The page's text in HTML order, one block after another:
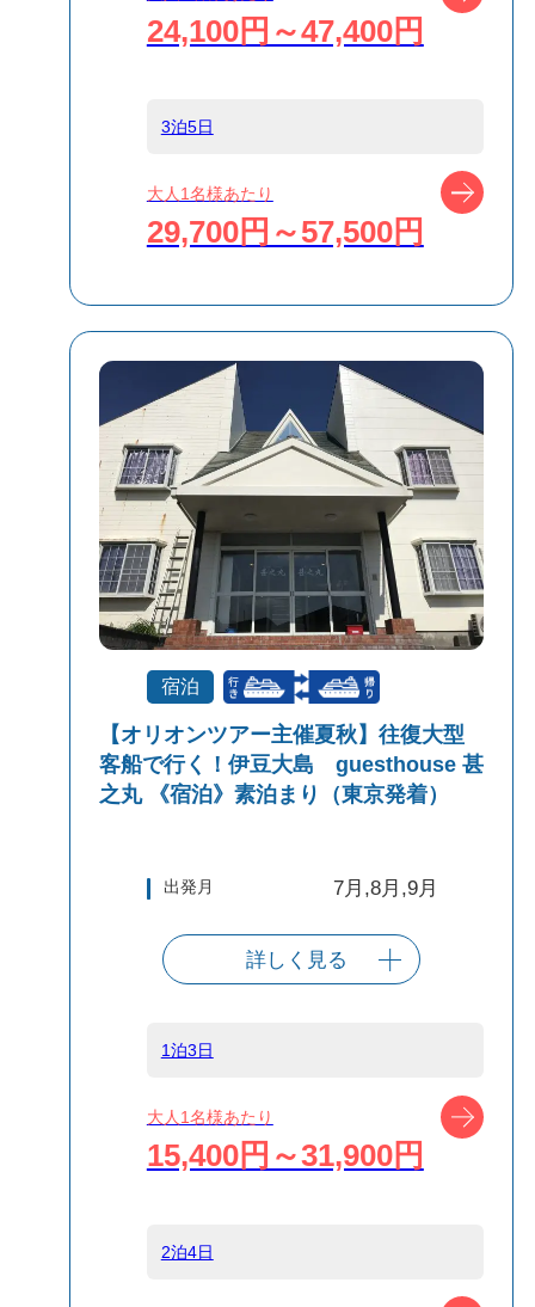
宿泊名
guesthouse 甚之
丸
食事条件
リクエスト受付
商品対象
24,100円～47,400円
3泊5日
大人1名様あたり
29,700円～57,500円
宿泊
【オリオンツアー主催夏秋】往復大型
客船で行く！伊豆大島 guesthouse 甚
之丸 《宿泊》素泊まり（東京発着）
出発月 7月,8月,9月
出発港
東京（竹芝客船
往復大型客船
詳しく見る
1泊3日
大人1名様あたり
15,400円～31,900円
2泊4日